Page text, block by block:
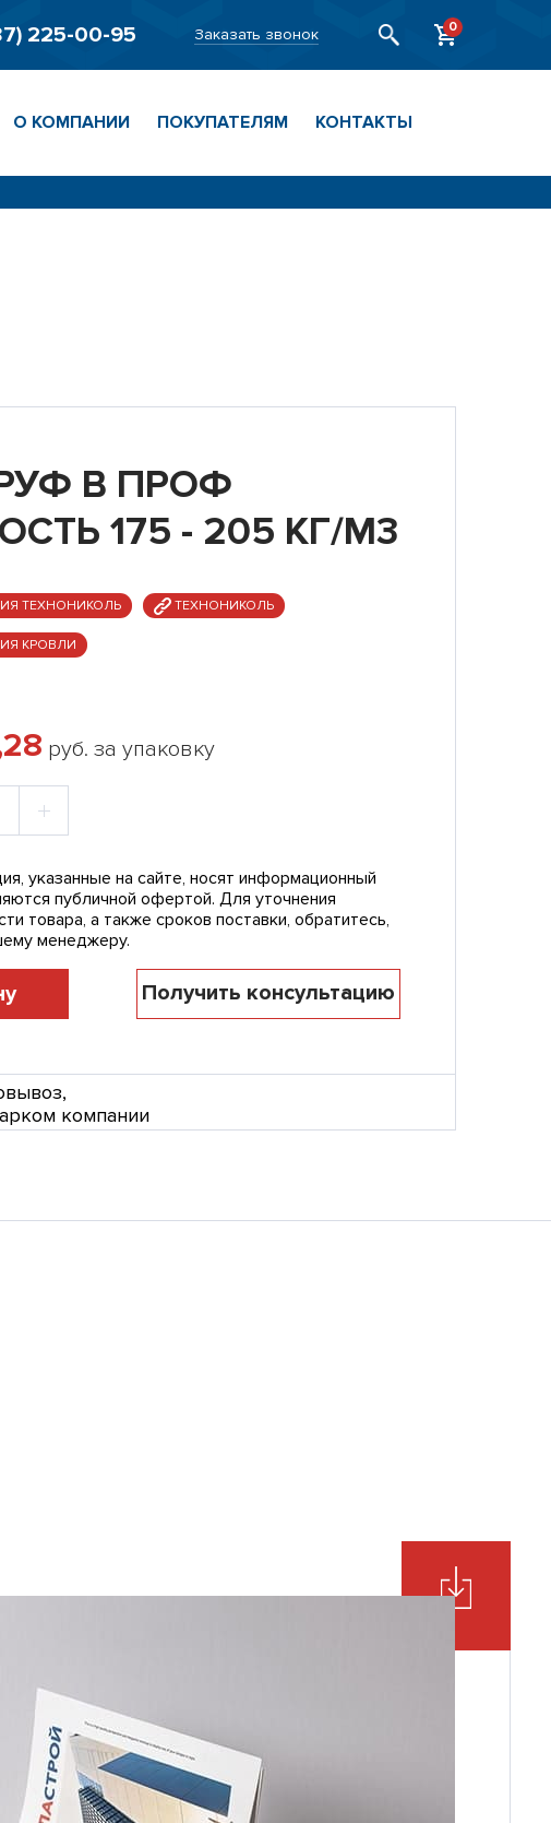
225-00-95 Заказать звонок 0
О КОМПАНИИ ПОКУПАТЕЛЯМ КОНТАКТЫ
В ПРОФ
175 - 205 КГ/М3
ТЕХНОНИКОЛЬ ТЕХНОНИКОЛЬ
КРОВЛИ
руб. за упаковку
указанные на сайте, носят информационный
публичной офертой. Для уточнения
товара, а также сроков поставки, обратитесь,
менеджеру.
Получить консультацию
компании